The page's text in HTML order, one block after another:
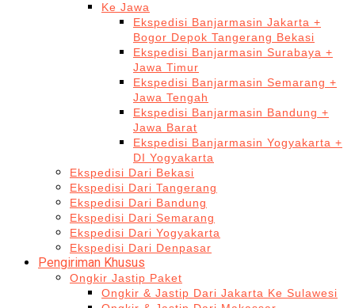
Ke Jawa
Ekspedisi Banjarmasin Jakarta +
Bogor Depok Tangerang Bekasi
Ekspedisi Banjarmasin Surabaya +
Jawa Timur
Ekspedisi Banjarmasin Semarang +
Jawa Tengah
Ekspedisi Banjarmasin Bandung +
Jawa Barat
Ekspedisi Banjarmasin Yogyakarta +
DI Yogyakarta
Ekspedisi Dari Bekasi
Ekspedisi Dari Tangerang
Ekspedisi Dari Bandung
Ekspedisi Dari Semarang
Ekspedisi Dari Yogyakarta
Ekspedisi Dari Denpasar
Pengiriman Khusus
Ongkir Jastip Paket
Ongkir & Jastip Dari Jakarta Ke Sulawesi